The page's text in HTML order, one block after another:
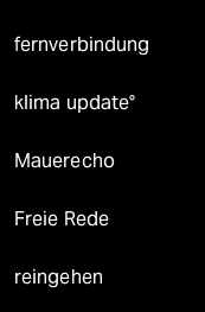
fernverbindung
klima update°
Mauerecho
Freie Rede
reingehen